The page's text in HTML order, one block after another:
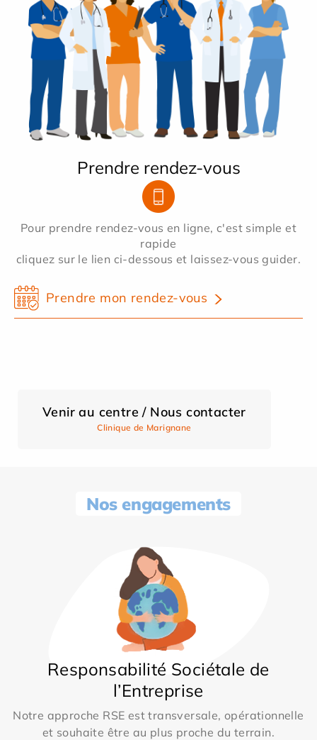
Prendre rendez-vous
Pour prendre rendez-vous en ligne, c'est simple et
rapide
cliquez sur le lien ci-dessous et laissez-vous guider.
Prendre mon rendez-vous
Venir au centre / Nous contacter
Clinique de Marignane
Nos engagements
Responsabilité Sociétale de
l’Entreprise
Notre approche RSE est transversale, opérationnelle
et souhaite être au plus proche du terrain.